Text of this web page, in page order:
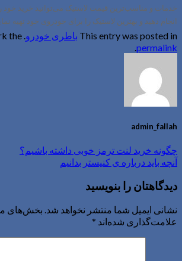
خدمات و مناسب‌ترین قیمت لاستیک می‌توانید خرید خود
انجام دهید و بهترین لاستیک را برای خودروی خود تهیه
This entry was posted in باطری خودرو. Bookmark the
permalink
.
admin_fallah
چگونه خرید لنت ترمز خوبی داشته باشیم؟
آنچه باید درباره ی کنیستر بدانیم
دیدگاهتان را بنویسید
نشانی ایمیل شما منتشر نخواهد شد. بخش‌های
علامت‌گذاری شده‌اند *